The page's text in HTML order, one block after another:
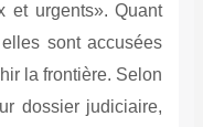
et urgents». Quant
sont accusées
la frontière. Selon
dossier judiciaire,